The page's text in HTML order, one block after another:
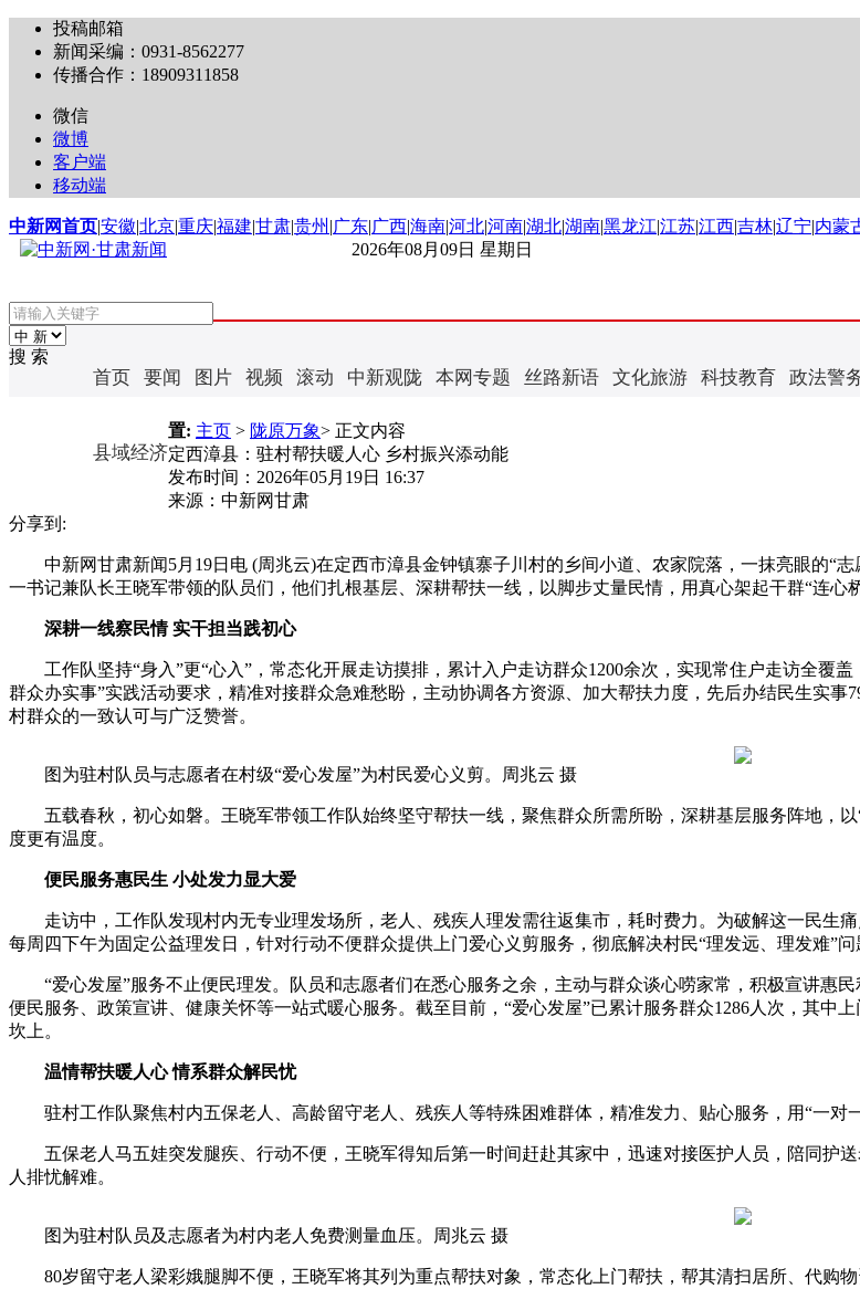
投稿邮箱
新闻采编：0931-8562277
传播合作：18909311858
微信
微博
客户端
移动端
中新网首页|安徽|北京|重庆|福建|甘肃|贵州 |广东|广西|海南|河北|河南|湖北|湖南|黑龙江|江苏|江西|吉林|辽宁|内蒙
2026年08月09日 星期日
搜 索
首页 要闻 图片 视频 滚动 中新观陇 本网专题 丝路新语 文化旅游 科技教育 政法警
县域经济
置: 主页 > 陇原万象> 正文内容
定西漳县：驻村帮扶暖人心 乡村振兴添动能
发布时间： 2026年05月19日 16:37
来源： 中新网甘肃
分享到:
中新网甘肃新闻5月19日电 (周兆云)在定西市漳县金钟镇寨子川村的乡间小道、农家院落，一抹亮眼的“
一书记兼队长王晓军带领的队员们，他们扎根基层、深耕帮扶一线，以脚步丈量民情，用真心架起干群“连心
深耕一线察民情 实干担当践初心
工作队坚持“身入”更“心入”，常态化开展走访摸排，累计入户走访群众1200余次，实现常住户走访全覆
群众办实事”实践活动要求，精准对接群众急难愁盼，主动协调各方资源、加大帮扶力度，先后办结民生实
村群众的一致认可与广泛赞誉。
图为驻村队员与志愿者在村级“爱心发屋”为村民爱心义剪。周兆云 摄
五载春秋，初心如磐。王晓军带领工作队始终坚守帮扶一线，聚焦群众所需所盼，深耕基层服务阵地，以
度更有温度。
便民服务惠民生 小处发力显大爱
走访中，工作队发现村内无专业理发场所，老人、残疾人理发需往返集市，耗时费力。为破解这一民生
每周四下午为固定公益理发日，针对行动不便群众提供上门爱心义剪服务，彻底解决村民“理发远、理发难”问
“爱心发屋”服务不止便民理发。队员和志愿者们在悉心服务之余，主动与群众谈心唠家常，积极宣讲惠
便民服务、政策宣讲、健康关怀等一站式暖心服务。截至目前，“爱心发屋”已累计服务群众1286人次，其中
坎上。
温情帮扶暖人心 情系群众解民忧
驻村工作队聚焦村内五保老人、高龄留守老人、残疾人等特殊困难群体，精准发力、贴心服务，用“一对
五保老人马五娃突发腿疾、行动不便，王晓军得知后第一时间赶赴其家中，迅速对接医护人员，陪同护
人排忧解难。
图为驻村队员及志愿者为村内老人免费测量血压。周兆云 摄
80岁留守老人梁彩娥腿脚不便，王晓军将其列为重点帮扶对象，常态化上门帮扶，帮其清扫居所、代购